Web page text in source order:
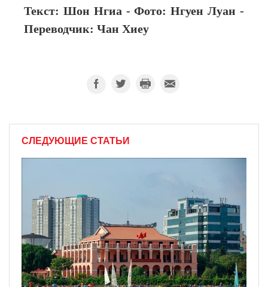
Текст: Шон Нгиа - Фото: Нгуен Луан -
Переводчик: Чан Хиеу
СЛЕДУЮЩИЕ СТАТЬИ